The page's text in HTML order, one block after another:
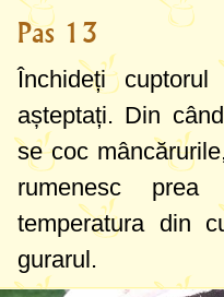
Pas 13
Închideți
așteptați. Din
se coc
rumenesc
temperatura din
gurarul.